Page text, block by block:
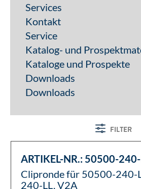
Services
Kontakt
Service
Katalog- und
Kataloge und Prospekte
Downloads
Downloads
FILTER
ARTIKEL-NR.: 50500-
Clipronde für 50500-240-
240-LL, V2A